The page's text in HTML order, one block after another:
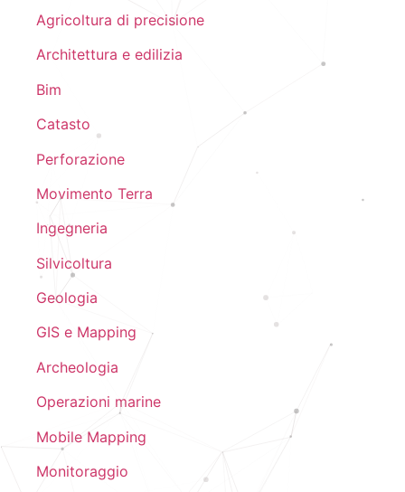
Agricoltura di precisione
Architettura e edilizia
Bim
Catasto
Perforazione
Movimento Terra
Ingegneria
Silvicoltura
Geologia
GIS e Mapping
Archeologia
Operazioni marine
Mobile Mapping
Monitoraggio